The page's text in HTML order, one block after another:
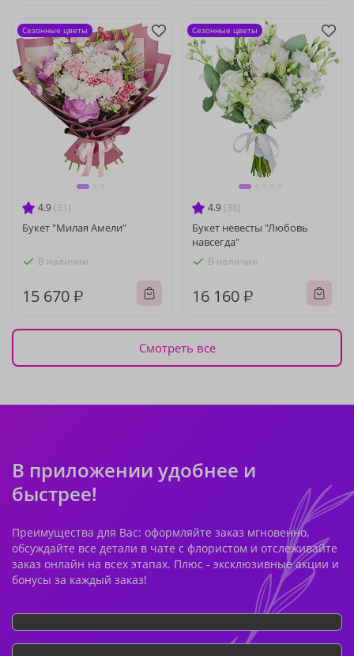
4.9 (31)
Букет "Милая Амели"
В наличии
15 670 ₽
Сезонные цветы
4.9 (36)
Букет невесты "Любовь
навсегда"
В наличии
16 160 ₽
Сезонные цветы
Смотреть все
В приложении удобнее и
быстрее!
Преимущества для Вас: оформляйте заказ мгновенно,
обсуждайте все детали в чате с флористом и отслеживайте
заказ онлайн на всех этапах. Плюс - эксклюзивные акции и
бонусы за каждый заказ!